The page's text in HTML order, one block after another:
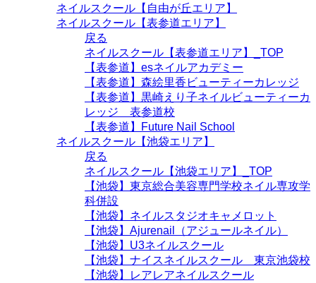
ネイルスクール【自由が丘エリア】
ネイルスクール【表参道エリア】
戻る
ネイルスクール【表参道エリア】_TOP
【表参道】esネイルアカデミー
【表参道】森絵里香ビューティーカレッジ
【表参道】黒崎えり子ネイルビューティーカ
レッジ 表参道校
【表参道】Future Nail School
ネイルスクール【池袋エリア】
戻る
ネイルスクール【池袋エリア】_TOP
【池袋】東京総合美容専門学校ネイル専攻学
科併設
【池袋】ネイルスタジオキャメロット
【池袋】Ajurenail（アジュールネイル）
【池袋】U3ネイルスクール
【池袋】ナイスネイルスクール 東京池袋校
【池袋】レアレアネイルスクール